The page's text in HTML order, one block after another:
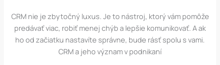
CRM nie je zbytočný luxus. Je to nástroj, ktorý vám pomôže
predávať viac, robiť menej chýb a lepšie komunikovať. A ak
ho od začiatku nastavíte správne, bude rásť spolu s vami.
CRM a jeho význam v podnikaní